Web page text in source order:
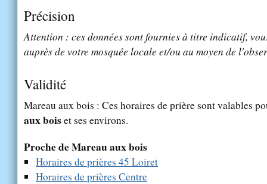
Précision
Attention : ces données sont fournies à titre indicatif,
auprès de votre mosquée locale et/ou au moyen de
Validité
Mareau aux bois : Ces horaires de prière sont valables
aux boiset ses environs.
Proche de Mareau aux bois
Horaires de prières 45 Loiret
Horaires de prières Centre